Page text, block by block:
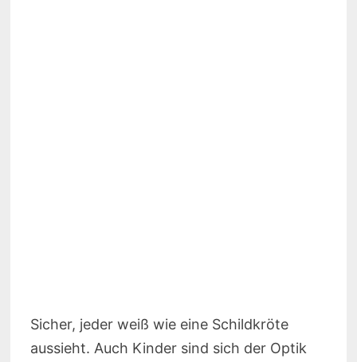
Sicher, jeder weiß wie eine Schildkröte
aussieht. Auch Kinder sind sich der Optik